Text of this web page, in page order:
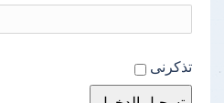
تذكرنى